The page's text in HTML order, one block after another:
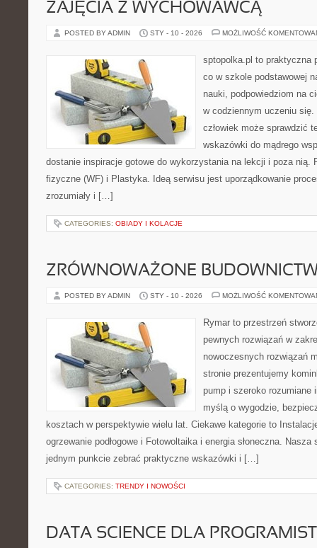
ZAJĘCIA Z WYCHOWAWCĄ
POSTED BY ADMIN STY - 10 - 2026 MOŻLIWOŚĆ
sptopolka.pl to praktyczna
co w szkole podstawowej
nauki, podpowiedziom na
w codziennym uczeniu
człowiek może sprawdzić
wskazówki do mądrego
dostanie inspiracje gotowe do wykorzystania na lekcji i poza nią.
fizyczne (WF) i Plastyka. Ideą serwisu jest uporządkowanie
zrozumiały i […]
CATEGORIES: OBIADY I KOLACJE
ZRÓWNOWAŻONE
POSTED BY ADMIN STY - 10 - 2026 MOŻLIWOŚĆ
Rymar to przestrzeń
pewnych rozwiązań w
nowoczesnych rozwiązań
stronie prezentujemy
pump i szeroko rozumiane
myślą o wygodzie,
kosztach w perspektywie wielu lat. Ciekawe kategorie to
ogrzewanie podłogowe i Fotowoltaika i energia słoneczna.
jednym punkcie zebrać praktyczne wskazówki i […]
CATEGORIES: TRENDY I NOWOŚCI
DATA SCIENCE DLA